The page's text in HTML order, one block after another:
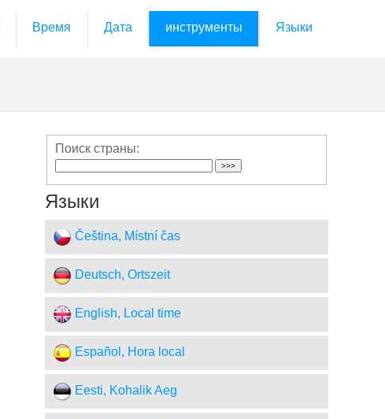
Время Дата инструменты Языки
Поиск страны:
Языки
Čeština, Místní čas
Deutsch, Ortszeit
English, Local time
Español, Hora local
Eesti, Kohalik Aeg